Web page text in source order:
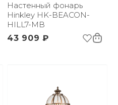
Настенный фонарь
Hinkley HK-BEACON-
HILL7-MB
43 909 ₽